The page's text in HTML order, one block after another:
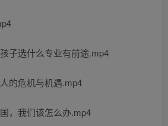
子选什么专业有前途.mp4
的危机与机遇.mp4
，我们该怎么办.mp4